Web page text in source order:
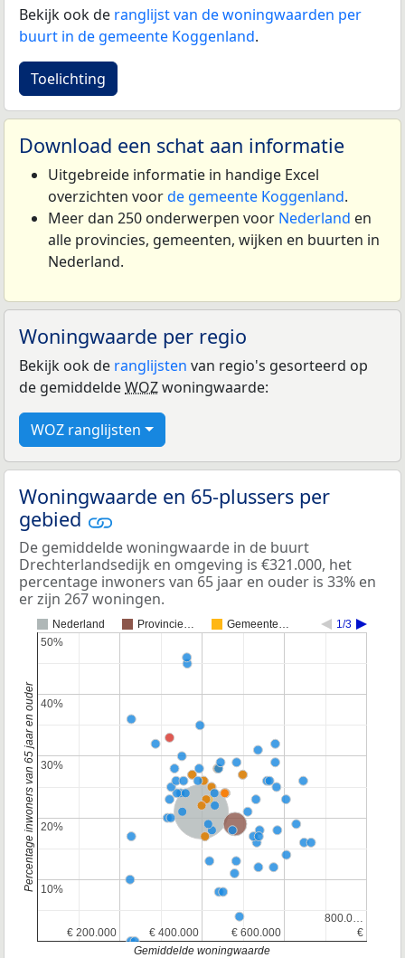
Bekijk ook de ranglijst van de woningwaarden per
buurt in de gemeente Koggenland.
Toelichting
Download een schat aan informatie
Uitgebreide informatie in handige Excel
overzichten voorde gemeente Koggenland.
Meer dan 250 onderwerpen voor Nederland en
alle provincies, gemeenten, wijken en buurten in
Nederland.
Woningwaarde per regio
Bekijk ook de ranglijsten van regio's gesorteerd op
de gemiddeldeWOZwoningwaarde:
WOZ ranglijsten
Woningwaarde en 65-plussers per
gebied
De gemiddelde woningwaarde in de buurt
Drechterlandsedijk en omgeving is €321.000, het
percentage inwoners van 65 jaar en ouder is 33% en
er zijn 267 woningen.
Nederland Provincie… Gemeente… 1/3
Nederland
Provincie Noord-Holland
€ 200.000
€ 200.000 € 400.000
€ 400.000 € 600.000
€ 600.000 €
€
800.0…
800.0…
10%
10%
20%
20%
30%
30%
40%
40%
50%
50%
Gemiddelde woningwaarde
Percentage inwoners van 65 jaar en ouder